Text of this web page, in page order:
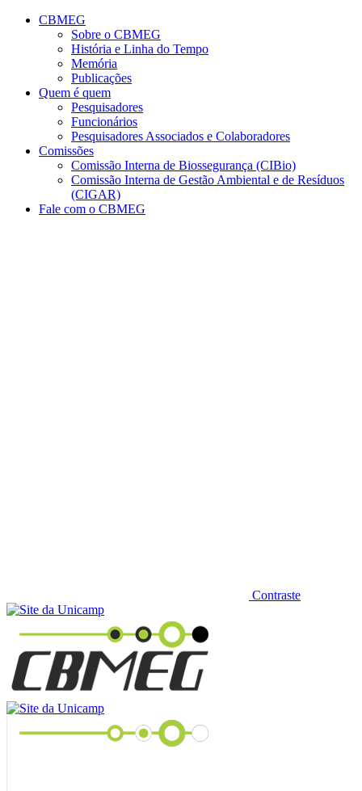
Página Inicial Centro de
Conteúdo principal
CBMEG
Sobre o CBMEG
História e Linha do Tempo
Memória
Publicações
Quem é quem
Pesquisadores
Funcionários
Pesquisadores Associados e Colaboradores
Comissões
Comissão Interna de Biossegurança (CIBio)
Comissão Interna de Gestão Ambiental e de Resíduos
(CIGAR)
Fale com o CBMEG
Contraste